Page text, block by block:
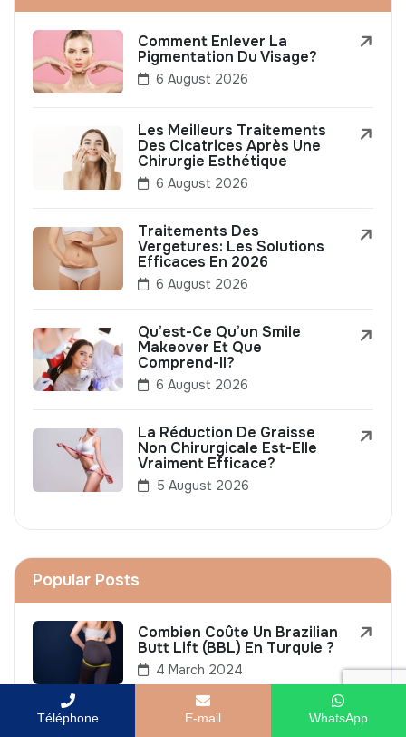
Comment Enlever La
Pigmentation Du Visage?
6 August 2026
Les Meilleurs Traitements
Des Cicatrices Après Une
Chirurgie Esthétique
6 August 2026
Traitements Des
Vergetures: Les Solutions
Efficaces En 2026
6 August 2026
Qu’est-Ce Qu’un Smile
Makeover Et Que
Comprend-Il?
6 August 2026
La Réduction De Graisse
Non Chirurgicale Est-Elle
Vraiment Efficace?
5 August 2026
Popular Posts
Combien Coûte Un Brazilian
Butt Lift (BBL) En Turquie ?
4 March 2024
Greffe De Cheveux Par
Téléphone E-mail WhatsApp